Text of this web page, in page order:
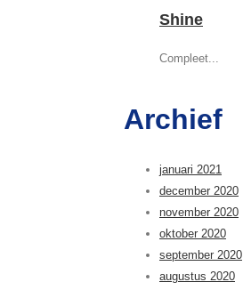
Shine
Compleet...
Archief
januari 2021
december 2020
november 2020
oktober 2020
september 2020
augustus 2020